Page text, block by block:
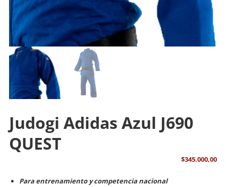
Judogi Adidas Azul J690
QUEST
$345.000,00
Para entrenamiento y competencia nacional